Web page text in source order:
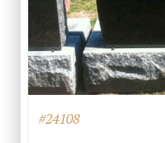
#24108